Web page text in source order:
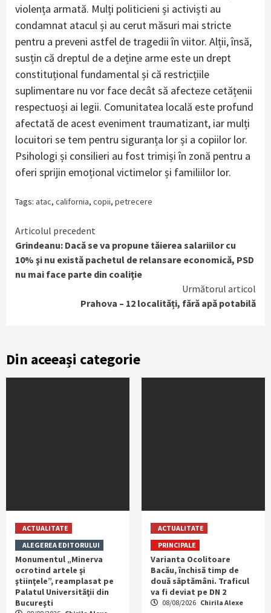
violența armată. Mulți politicieni și activiști au
condamnat atacul și au cerut măsuri mai stricte
pentru a preveni astfel de tragedii în viitor. Alții, însă,
susțin că dreptul de a deține arme este un drept
constituțional fundamental și că restricțiile
suplimentare nu vor face decât să afecteze cetățenii
respectuoși ai legii. Comunitatea locală este profund
afectată de acest eveniment traumatizant, iar mulți
locuitori se tem pentru siguranța lor și a copiilor lor.
Psihologi și consilieri au fost trimiși în zonă pentru a
oferi sprijin emoțional victimelor și familiilor lor.
Tags: atac, california, copii, petrecere
Continue
Reading
Articolul precedent
Grindeanu: Dacă se va propune tăierea salariilor cu
10% şi nu există pachetul de relansare economică, PSD
nu mai face parte din coaliţie
Următorul articol
Prahova – 12 localități, fără apă potabilă
Din aceeași categorie
ACTUALITATE
ALEGEREA EDITORULUI
Monumentul „Minerva
ocrotind artele şi
ştiinţele”, reamplasat pe
Palatul Universităţii din
Bucureşti
ACTUALITATE
PRINCIPALE
Varianta Ocolitoare
Bacău, închisă timp de
două săptămâni. Traficul
va fi deviat pe DN 2
08/08/2026 Chirila Alexe